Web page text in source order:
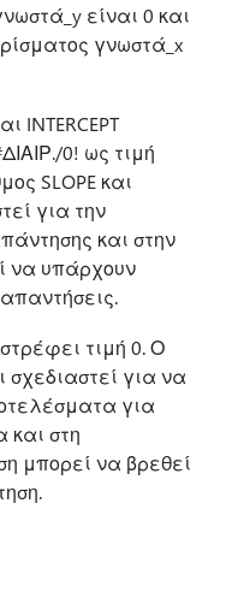
είναι 0 και
γνωστά_x
INTERCEPT
0! ως τιμή
SLOPE και
για την
και στην
να υπάρχουν
τιμή 0. Ο
σχεδιαστεί για να
για
στη
μπορεί να βρεθεί